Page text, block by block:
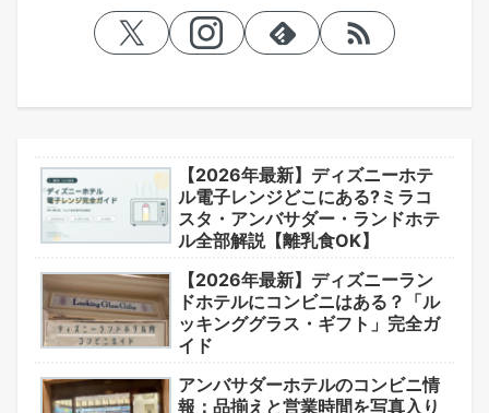
【2026年最新】ディズニーホテ
ル電子レンジどこにある?ミラコ
スタ・アンバサダー・ランドホテ
ル全部解説【離乳食OK】
【2026年最新】ディズニーラン
ドホテルにコンビニはある？「ル
ッキンググラス・ギフト」完全ガ
イド
アンバサダーホテルのコンビニ情
報：品揃えと営業時間を写真入り